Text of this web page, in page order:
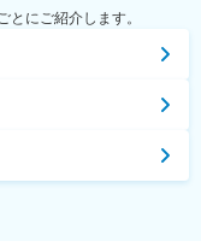
にご紹介します。